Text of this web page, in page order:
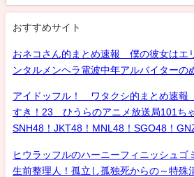
おすすめサイト
おネコさん的まとめ速報 僕の彼女はエ
ンタルメンヘラ電波中年アルバイターの
アイドッフル！ ワタクシ的まとめ速
すき！23 ひうらのアニメ放送局101ち
SNH48！JKT48！MNL48！SGO48！
ヒウラッフルのハーニーフィニッシュゴ
生前整理人！孤立し孤独死からの～特殊